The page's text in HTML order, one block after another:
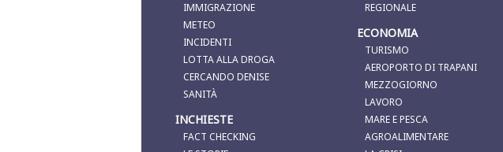
IMMIGRAZIONE
METEO
INCIDENTI
LOTTA ALLA DROGA
CERCANDO DENISE
SANITÀ
INCHIESTE
FACT CHECKING
REGIONALE
ECONOMIA
TURISMO
AEROPORTO DI TRAPANI
MEZZOGIORNO
LAVORO
MARE E PESCA
AGROALIMENTARE